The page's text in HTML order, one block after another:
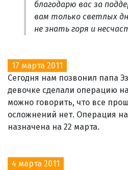
благодарю вас за
вам только светлых
не знать горя и
17 марта 2011
Сегодня нам позвонил папа
девочке сделали операцию
можно говорить, что все
осложнений нет. Операция на
назначена на 22 марта.
4 марта 2011